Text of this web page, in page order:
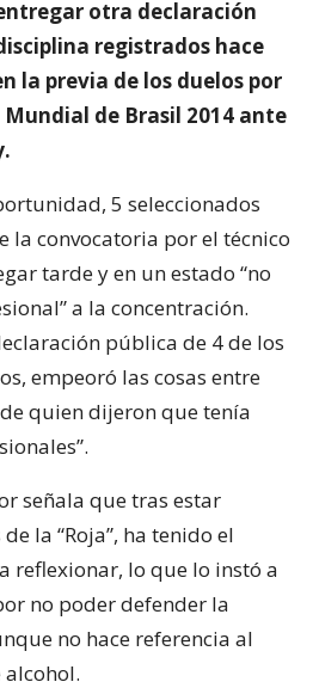
otra declaración
registrados hace
la previa de los duelos por
de Brasil 2014 ante
5 seleccionados
la convocatoria por el técnico
tarde y en un estado “no
a la concentración.
pública de 4 de los
empeoró las cosas entre
quien dijeron que tenía
señala que tras estar
la “Roja”, ha tenido el
reflexionar, lo que lo instó a
no poder defender la
no hace referencia al